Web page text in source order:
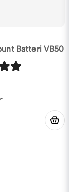
Batteri VB50